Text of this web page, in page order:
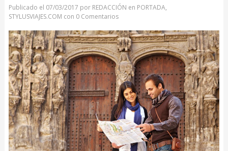
Publicado el 07/03/2017 por REDACCIÓN en PORTADA,
STYLUSVIAJES.COM con 0 Comentarios